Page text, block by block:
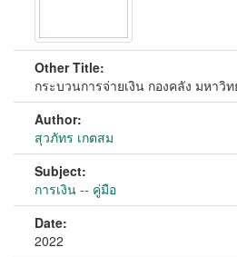
Other Title:
กระบวนการจ่ายเงิน กองคลัง มหาวิ
Author:
สุวภัทร เกตสม
Subject:
การเงิน -- คู่มือ
Date:
2022